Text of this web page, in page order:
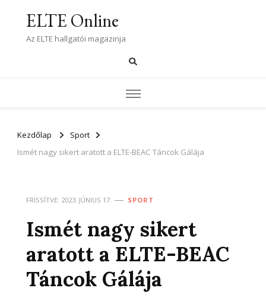
ELTE Online
Az ELTE hallgatói magazinja
Kezdőlap
Sport
Ismét nagy sikert aratott a ELTE-BEAC Táncok Gálája
FRISSÍTVE: 2023. JÚNIUS 17. SPORT
Ismét nagy sikert
aratott a ELTE-BEAC
Táncok Gálája